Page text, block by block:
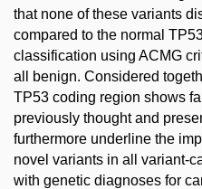
that none of these variants
compared to the normal
classification using ACMG
all benign. Considered
TP53 coding region shows
previously thought and
furthermore underline the
novel variants in all variant-
with genetic diagnoses for